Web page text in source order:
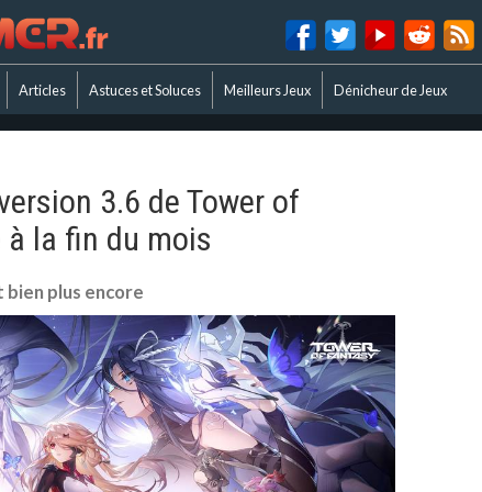
Articles Astuces et Soluces Meilleurs Jeux Dénicheur de Jeux
3.6 de Tower of
à la fin du mois
plus encore